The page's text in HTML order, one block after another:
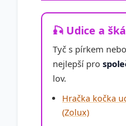
🎣 Udice a
Tyč s pírkem
nejlepší pro
lov.
Hračka kočka
(Zolux)